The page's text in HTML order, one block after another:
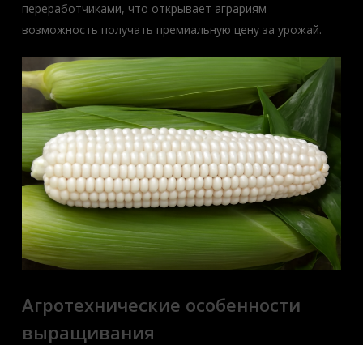
переработчиками, что открывает аграриям
возможность получать премиальную цену за урожай.
Агротехнические особенности
выращивания